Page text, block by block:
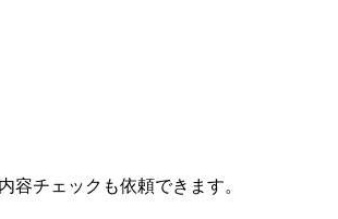
容チェックも依頼できます。